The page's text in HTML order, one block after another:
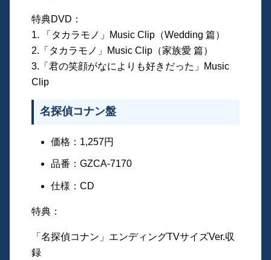
特典DVD：
1. 「タカラモノ」Music Clip（Wedding 篇）
2.「タカラモノ」Music Clip（家族愛 篇）
3.「君の笑顔がなによりも好きだった」Music
Clip
名探偵コナン盤
価格：1,257円
品番：GZCA-7170
仕様：CD
特典：
「名探偵コナン」エンディングTVサイズVer.収
録